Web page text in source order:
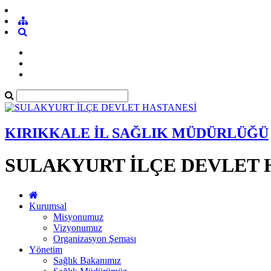
KIRIKKALE İL SAĞLIK MÜDÜRLÜĞÜ
SULAKYURT İLÇE DEVLET
Kurumsal
Misyonumuz
Vizyonumuz
Organizasyon Şeması
Yönetim
Sağlık Bakanımız